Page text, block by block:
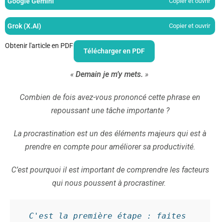
Grok (X.AI) Copier et ouvrir
Obtenir l'article en PDF
Télécharger en PDF
« Demain je m’y mets. »
Combien de fois avez-vous prononcé cette phrase en
repoussant une tâche importante ?
La procrastination est un des éléments majeurs qui est à
prendre en compte pour améliorer sa productivité.
C’est pourquoi il est important de comprendre les facteurs
qui nous poussent à procrastiner.
C'est la première étape : faites